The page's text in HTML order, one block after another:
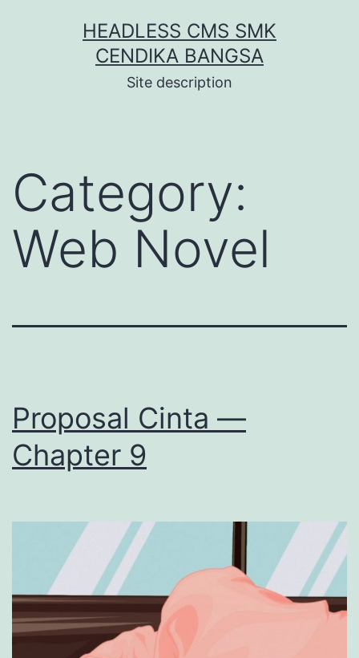
HEADLESS CMS SMK
CENDIKA BANGSA
Site description
Category:
Web Novel
Proposal Cinta —
Chapter 9